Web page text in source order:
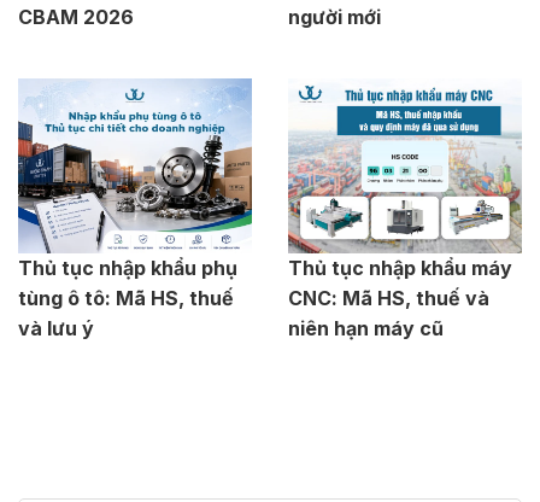
CBAM 2026
người mới
Thủ tục nhập khẩu phụ
tùng ô tô: Mã HS, thuế
và lưu ý
Thủ tục nhập khẩu máy
CNC: Mã HS, thuế và
niên hạn máy cũ